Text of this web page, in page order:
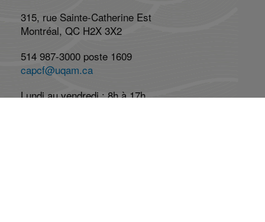
315, rue Sainte-Catherine Est
Montréal, QC H2X 3X2
514 987-3000 poste 1609
capcf@uqam.ca
Lundi au vendredi : 8h à 17h